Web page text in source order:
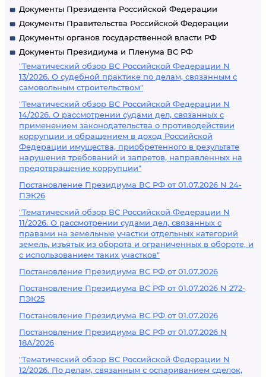
Документы Президента Российской Федерации
Документы Правительства Российской Федерации
Документы органов государственной власти РФ
Документы Президиума и Пленума ВС РФ
"Тематический обзор ВС Российской Федерации N
13/2026. О судебной практике по делам, связанным с
самовольным строительством"
"Тематический обзор ВС Российской Федерации N
14/2026. О рассмотрении судами дел, связанных с
применением законодательства о противодействии
коррупции и обращением в доход Российской
Федерации имущества, приобретенного в результате
нарушения требований и запретов, направленных на
предотвращение коррупции"
Постановление Президиума ВС РФ от 01.07.2026 N 24-
ПЭК26
"Тематический обзор ВС Российской Федерации N
11/2026. О рассмотрении судами дел, связанных с
правами на земельные участки отдельных категорий
земель, изъятых из оборота и ограниченных в обороте, и
с использованием таких участков"
Постановление Президиума ВС РФ от 01.07.2026
Постановление Президиума ВС РФ от 01.07.2026 N 272-
ПЭК25
Постановление Президиума ВС РФ от 01.07.2026
Постановление Президиума ВС РФ от 01.07.2026 N
18А/2026
"Тематический обзор ВС Российской Федерации N
12/2026. По делам, связанным с оспариванием сделок,